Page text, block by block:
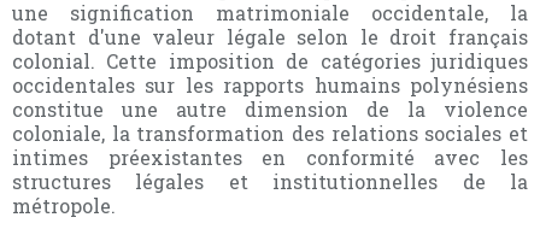
une signification matrimoniale occidentale, la
dotant d'une valeur légale selon le droit français
colonial. Cette imposition de catégories juridiques
occidentales sur les rapports humains polynésiens
constitue une autre dimension de la violence
coloniale, la transformation des relations sociales et
intimes préexistantes en conformité avec les
structures légales et institutionnelles de la
métropole.